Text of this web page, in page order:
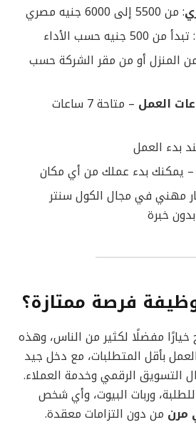
: من 5500 إلى 6000 جنيه مصري
: تبدأ من 500 جنيه حسب الأداء
المنزل أو من مقر الشركة حسب
العمل
– متاحة 7 ساعات
بدء العمل
– يمكنك بدء عملك من أي مكان
مهني في مجال الكول سنتر
خبرة
فرصة ممتازة؟
مفضلًا لكثير من الناس، وهذه
بأقل المتطلبات، مع دخل جيد
التسويق الرقمي وخدمة العملاء.
وربات البيوت، وأي شخص
مرن من دون التزامات معقدة.